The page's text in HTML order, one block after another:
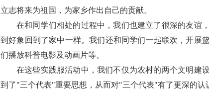
立志将来为祖国，为家乡作出自己的贡献。
在和同学们相处的过程中，我们也建立了很深的友谊
到好象回到了家中一样。我们还和同学们一起联欢，开展
们播放科普电影及动画片等。
在这些实践服活动中，我们不仅为农村的两个文明建
到了"三个代表"重要思想，从而对"三个代表"有了更深的认